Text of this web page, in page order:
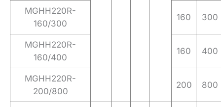
MGHH220R-
160/300
160 300
MGHH220R-
160/400
160 400
MGHH220R-
200/800
200 800